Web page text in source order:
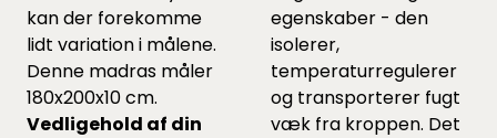
kan der forekomme
lidt variation i målene.
Denne madras måler
180x200x10 cm.
Vedligehold af din
egenskaber - den
isolerer,
temperaturregulerer
og transporterer fugt
væk fra kroppen. Det